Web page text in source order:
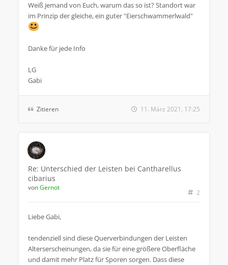
Weiß jemand von Euch, warum das so ist? Standort war
im Prinzip der gleiche, ein guter "Eierschwammerlwald"
Danke für jede Info
LG
Gabi
Zitieren 11. März 2021, 17:25
Re: Unterschied der Leisten bei Cantharellus
cibarius
2
vonGernot
Liebe Gabi,
tendenziell sind diese Querverbindungen der Leisten
Alterserscheinungen, da sie für eine größere Oberfläche
und damit mehr Platz für Sporen sorgen. Dass diese